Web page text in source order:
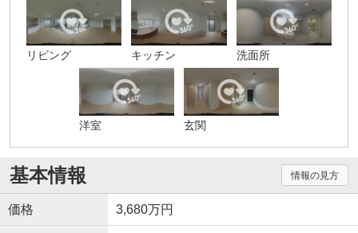
リビング キッチン 洗面所
洋室 玄関
基本情報 情報の見方
価格 3,680万円